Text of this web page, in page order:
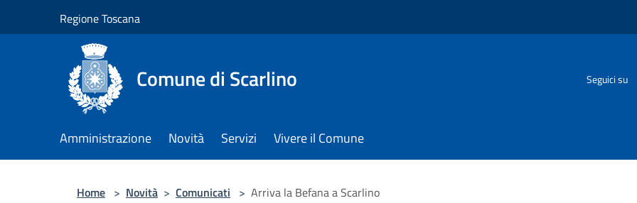
Regione Toscana
Comune di Scarlino Seguici su
Amministrazione Novità Servizi Vivere il Comune
Home > Novità > Comunicati > Arriva la Befana a Scarlino